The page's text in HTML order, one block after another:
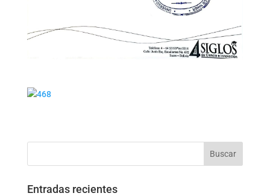
Buscar
Entradas recientes